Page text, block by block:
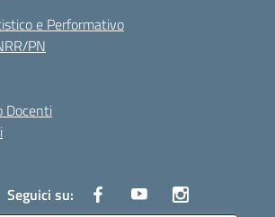
e Performativo
PN
Docenti
Seguici su: